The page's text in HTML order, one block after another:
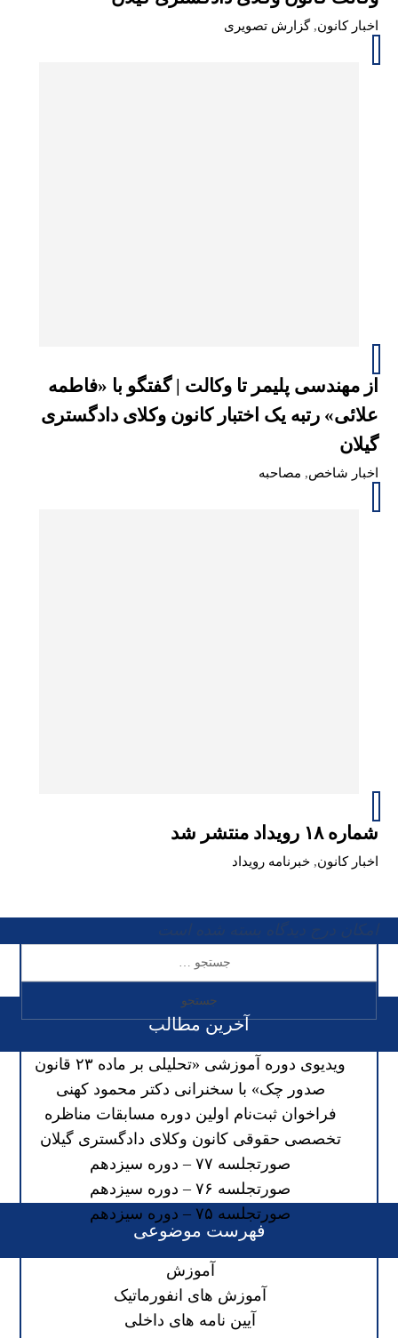
اخبار کانون,گزارش تصویری
از مهندسی پلیمر تا وکالت | گفتگو با «فاطمه
علائی» رتبه یک اختبار کانون وکلای دادگستری
گیلان
اخبار شاخص, مصاحبه
شماره ۱۸ رویداد منتشر شد
اخبار کانون,خبرنامه رویداد
آخرین مطالب
ویدیوی دوره آموزشی «تحلیلی بر ماده ۲۳ قانون
صدور چک» با سخنرانی دکتر محمود کهنی
فراخوان ثبت‌نام اولین دوره مسابقات مناظره
تخصصی حقوقی کانون وکلای دادگستری گیلان
صورتجلسه ۷۷ – دوره سیزدهم
صورتجلسه ۷۶ – دوره سیزدهم
صورتجلسه ۷۵ – دوره سیزدهم
فهرست موضوعی
آموزش
آموزش های انفورماتیک
آیین نامه های داخلی